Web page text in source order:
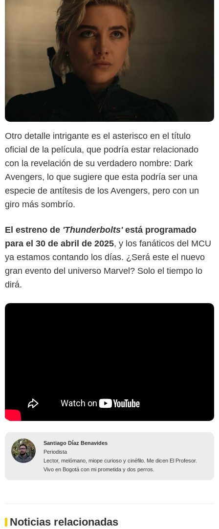
Otro detalle intrigante es el asterisco en el título
oficial de la película, que podría estar relacionado
con la revelación de su verdadero nombre: Dark
Avengers, lo que sugiere que esta podría ser una
especie de antítesis de los Avengers, pero con un
giro más sombrío.
El estreno de 'Thunderbolts'está programado
para el 30 de abril de 2025, y los fanáticos del MCU
ya estamos contando los días. ¿Será este el nuevo
gran evento del universo Marvel? Solo el tiempo lo
dirá.
Santiago Díaz Benavides
Periodista
Lector, melómano, miope curioso y cinéfilo. Me dicen El Profesor.
Vivo en Bogotá con mi prometida y dos perros.
Noticias relacionadas